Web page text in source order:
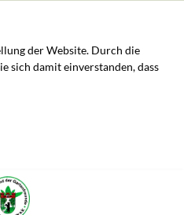
der Website. Durch die
sich damit einverstanden, dass